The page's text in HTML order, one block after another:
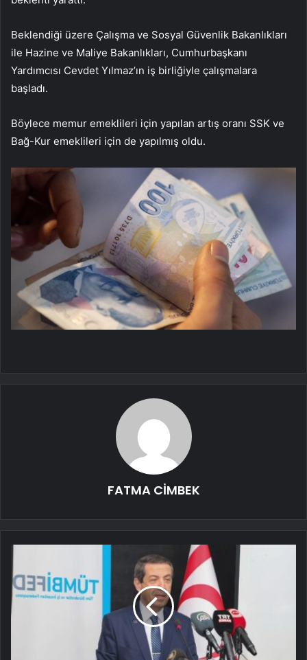
Beklendiği üzere Çalışma ve Sosyal Güvenlik Bakanlıkları
ile Hazine ve Maliye Bakanlıkları, Cumhurbaşkanı
Yardımcısı Cevdet Yılmaz’ın iş birliğiyle çalışmalara
başladı.
Böylece memur emeklileri için yapılan artış oranı SSK ve
Bağ-Kur emeklileri için de yapılmış oldu.
FATMA CİMBEK